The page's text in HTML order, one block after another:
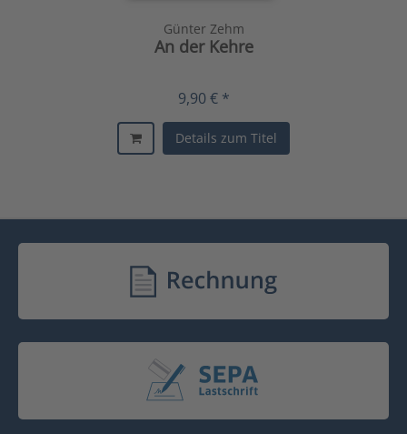
Günter Zehm
An der Kehre
9,90 € *
Details zum Titel